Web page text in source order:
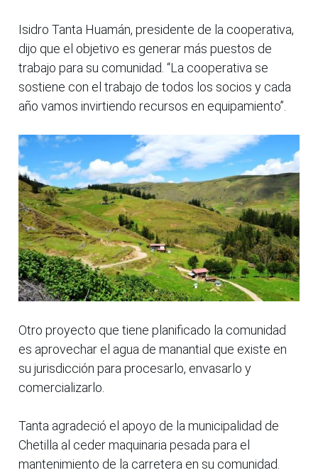
Isidro Tanta Huamán, presidente de la cooperativa,
dijo que el objetivo es generar más puestos de
trabajo para su comunidad. “La cooperativa se
sostiene con el trabajo de todos los socios y cada
año vamos invirtiendo recursos en equipamiento”.
Otro proyecto que tiene planificado la comunidad
es aprovechar el agua de manantial que existe en
su jurisdicción para procesarlo, envasarlo y
comercializarlo.
Tanta agradeció el apoyo de la municipalidad de
Chetilla al ceder maquinaria pesada para el
mantenimiento de la carretera en su comunidad.